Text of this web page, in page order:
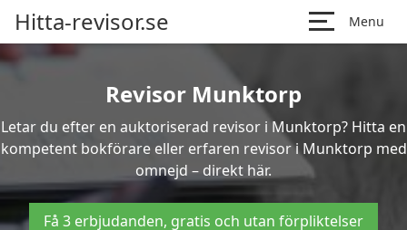
Hitta-revisor.se Menu
Revisor Munktorp
Letar du efter en auktoriserad revisor i Munktorp? Hitta en
kompetent bokförare eller erfaren revisor i Munktorp med
omnejd – direkt här.
Få 3 erbjudanden, gratis och utan förpliktelser